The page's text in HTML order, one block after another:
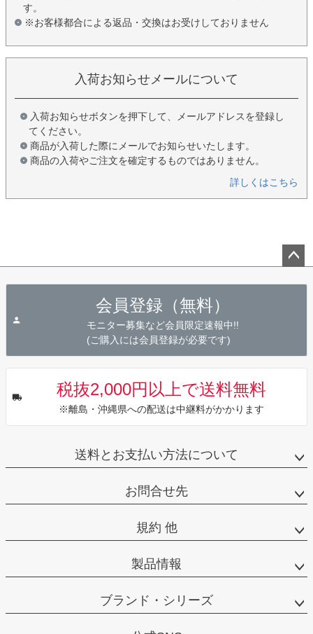
す。
※お客様都合による返品・交換はお受けしておりません
入荷お知らせメールについて
入荷お知らせボタンを押下して、メールアドレスを登録し
てください。
商品が入荷した際にメールでお知らせいたします。
商品の入荷やご注文を確定するものではありません。
詳しくはこちら
会員登録（無料）
モニター募集など会員限定速報中!!
(ご購入には会員登録が必要です)
税抜2,000円以上で送料無料
※離島・沖縄県への配送は中継料がかかります
送料とお支払い方法について
お問合せ先
規約 他
製品情報
ブランド・シリーズ